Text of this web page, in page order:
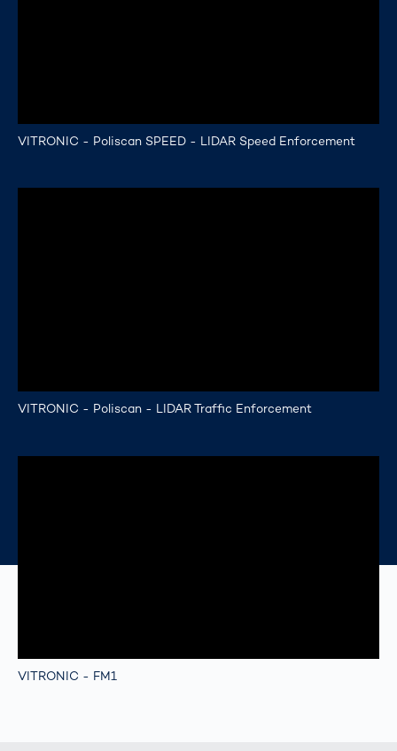
VITRONIC - Poliscan SPEED - LIDAR Speed Enforcement
VITRONIC - Poliscan - LIDAR Traffic Enforcement
VITRONIC - FM1